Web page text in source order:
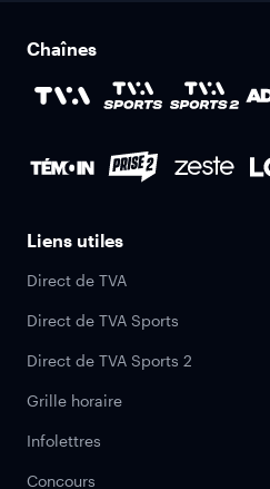
Chaînes
Liens utiles
Direct de TVA
Direct de TVA Sports
Direct de TVA Sports 2
Grille horaire
Infolettres
Concours